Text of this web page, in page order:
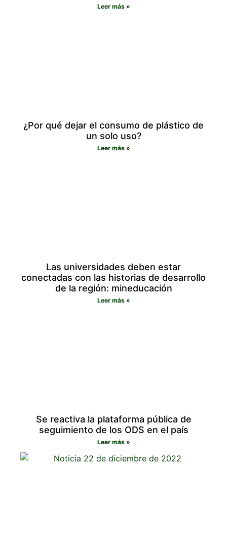
Leer más »
¿Por qué dejar el consumo de plástico de
un solo uso?
Leer más »
Las universidades deben estar
conectadas con las historias de desarrollo
de la región: mineducación
Leer más »
Se reactiva la plataforma pública de
seguimiento de los ODS en el país
Leer más »